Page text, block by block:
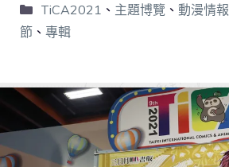
TiCA2021 、 主題博覽 、 動漫情報
節 、 專輯